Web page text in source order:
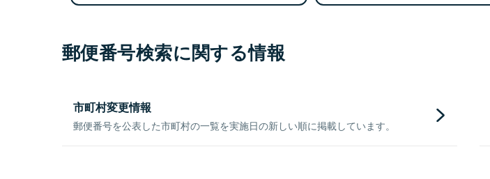
郵便番号検索に関する情報
市町村変更情報
郵便番号を公表した市町村の一覧を実施日の新しい順に掲載しています。